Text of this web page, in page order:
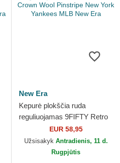
New Era
Kepurė plokščia ruda
reguliuojamas 9FIFTY Retro
Crown Wool Pinstripe New
York Yankees MLB New Era
EUR 58,95
Užsisakyk Antradienis, 11 d.
Rugpjūtis